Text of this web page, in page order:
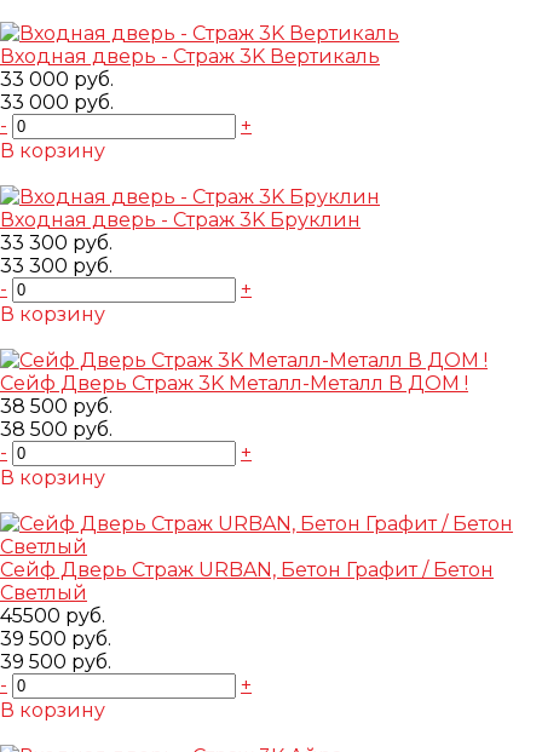
Входная дверь - Страж 3K Вертикаль
33 000 руб.
33 000 руб.
-
+
В корзину
Входная дверь - Страж 3K Бруклин
33 300 руб.
33 300 руб.
-
+
В корзину
Сейф Дверь Страж 3K Металл-Металл В ДОМ !
38 500 руб.
38 500 руб.
-
+
В корзину
Сейф Дверь Страж URBAN, Бетон Графит / Бетон
Светлый
45500 руб.
39 500 руб.
39 500 руб.
-
+
В корзину